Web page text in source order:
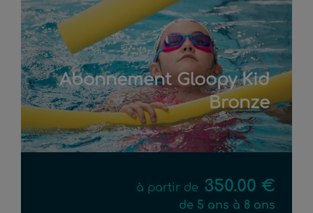
Abonnement Gloopy Kid
Bronze
à partir de 350.00 €
de 5 ans à 8 ans